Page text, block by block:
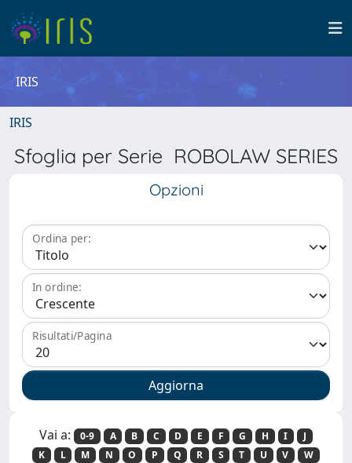
IRIS
IRIS
Sfoglia per Serie ROBOLAW SERIES
Opzioni
Ordina per:
In ordine:
Risultati/Pagina
Vai a: 0-9 A B C D E F G H I
J
K
L M N O P Q R S T U V
W